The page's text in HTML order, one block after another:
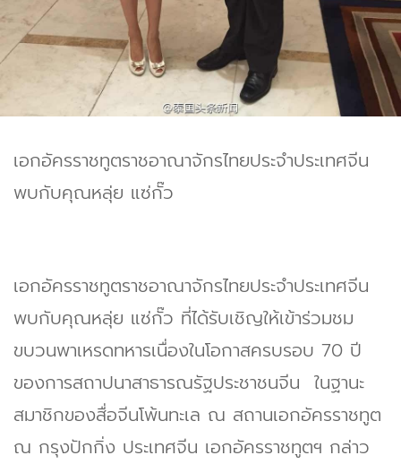
เอกอัครราชทูตราชอาณาจักรไทยประจำประเทศจีน
พบกับคุณหลุ่ย แซ่กั๊ว
เอกอัครราชทูตราชอาณาจักรไทยประจำประเทศจีน
พบกับคุณหลุ่ย แซ่กั๊ว ที่ได้รับเชิญให้เข้าร่วมชม
ขบวนพาเหรดทหารเนื่องในโอกาสครบรอบ 70 ปี
ของการสถาปนาสาธารณรัฐประชาชนจีน ในฐานะ
สมาชิกของสื่อจีนโพ้นทะเล ณ สถานเอกอัครราชทูต
ณ กรุงปักกิ่ง ประเทศจีน เอกอัครราชทูตฯ กล่าว